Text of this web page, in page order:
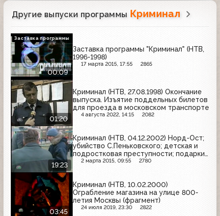
Другие выпуски программы Криминал
00:09
Заставка программы "Криминал" (НТВ,
1996-1998)
17 марта 2015, 17:55 2865
Заставка программы
01:20
Криминал (НТВ, 27.08.1998) Окончание
выпуска. Изъятие поддельных билетов
для проезда в московском транспорте
4 августа 2022, 14:15 2082
19:23
Криминал (НТВ, 04.12.2002) Норд-Ост;
убийство С.Пеньковского; детская и
подростковая преступности; подарки
от НТВ; лохотрон; аферисты из
2 марта 2015, 09:55 2780
03:45
Криминал (НТВ, 10.02.2000)
Ограбление магазина на улице 800-
летия Москвы (фрагмент)
24 июля 2019, 23:30 2822